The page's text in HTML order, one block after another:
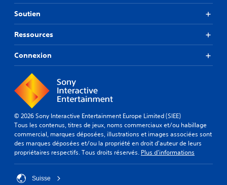
Soutien
Ressources
Connexion
© 2026 Sony Interactive Entertainment Europe Limited (SIEE)
Tous les contenus, titres de jeux, noms commerciaux et/ou habillage
commercial, marques déposées, illustrations et images associées sont
des marques déposées et/ou la propriété en droit d'auteur de leurs
propriétaires respectifs. Tous droits réservés. Plus d'informations
Suisse